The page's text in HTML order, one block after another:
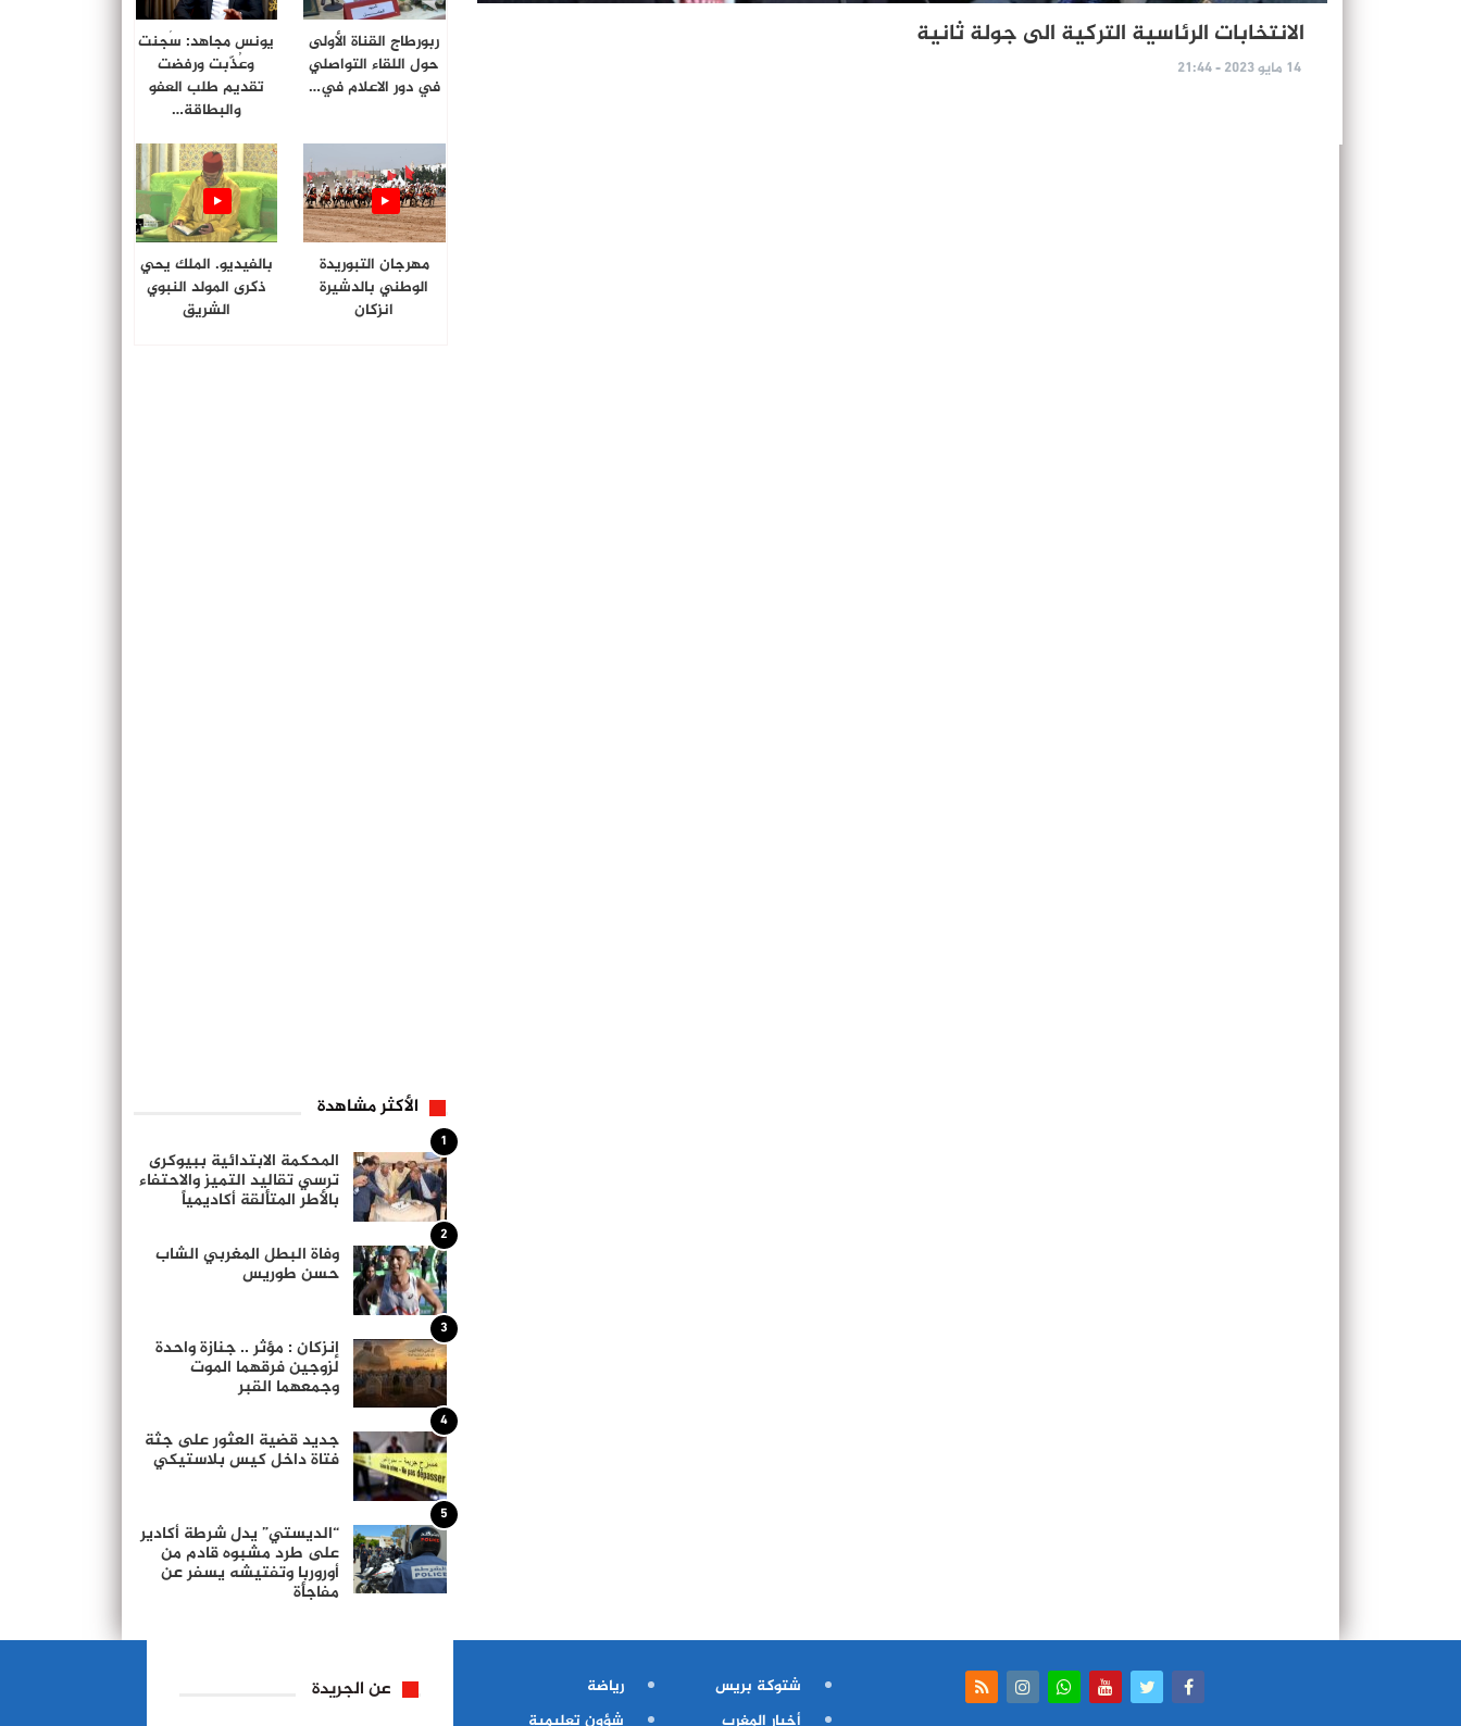
الانتخابات الرئاسية التركية الى جولة ثانية
14 مايو 2023 - 21:44
ربورطاج القناة الأولى
حول اللقاء التواصلي
في دور الاعلام في…
يونس مجاهد: سُجنت
وعُذّبت ورفضت
تقديم طلب العفو
والبطاقة…
مهرجان التبوريدة
الوطني بالدشيرة
انزكان
بالفيديو. الملك يحي
ذكرى المولد النبوي
الشريق
الأكثر مشاهدة
1
المحكمة الابتدائية ببيوكرى
ترسي تقاليد التميز والاحتفاء
بالأطر المتألقة أكاديمياً
2
وفاة البطل المغربي الشاب
حسن طوريس
3
إنزكان : مؤثر .. جنازة واحدة
لزوجين فرقهما الموت
وجمعهما القبر
4
جديد قضية العثور على جثة
فتاة داخل كيس بلاستيكي
5
“الديستي” يدل شرطة أكادير
على طرد مشبوه قادم من
أوروربا وتفتيشه يسفر عن
مفاجأة
شتوكة بريس
أخبار المغرب
رياضة
شؤون تعليمية
عن الجريدة